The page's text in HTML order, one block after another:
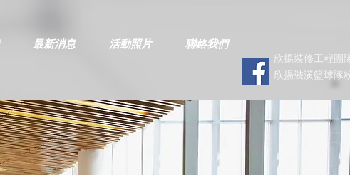
最新消息 活動照片
聯絡我們
欣揚裝修工程團
欣揚裝潢籃球隊